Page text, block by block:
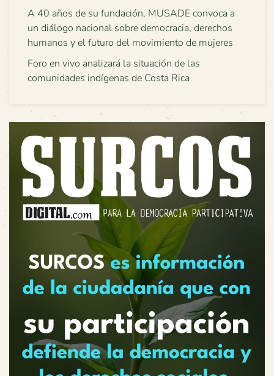
A 40 años de su fundación, MUSADE convoca a
un diálogo nacional sobre democracia, derechos
humanos y el futuro del movimiento de mujeres
Foro en vivo analizará la situación de las
comunidades indígenas de Costa Rica